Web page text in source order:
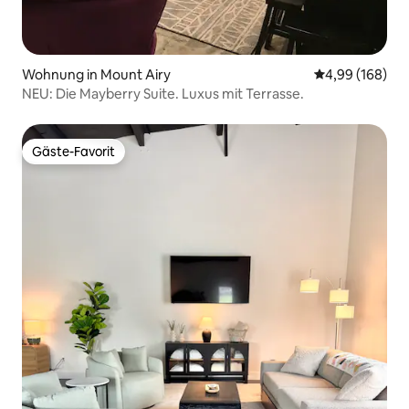
Wohnung in Mount Airy
4,99 (168)
NEU: Die Mayberry Suite. Luxus mit Terrasse.
Gäste-Favorit
Gäste-Favorit